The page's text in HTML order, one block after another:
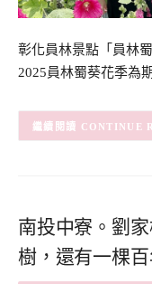
彰化員林景點「員林
2025員林蜀葵花季為
CONTINUE
南投中寮。劉
樹，還有一棵